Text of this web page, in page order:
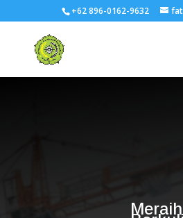
+62 896-0162-9632